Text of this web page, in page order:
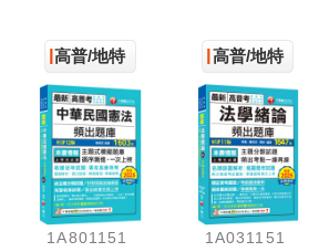
方特考／
各類特
考）
方特考／
各類特
考）
高普/地特
1A801151
高普/地特
1A031151